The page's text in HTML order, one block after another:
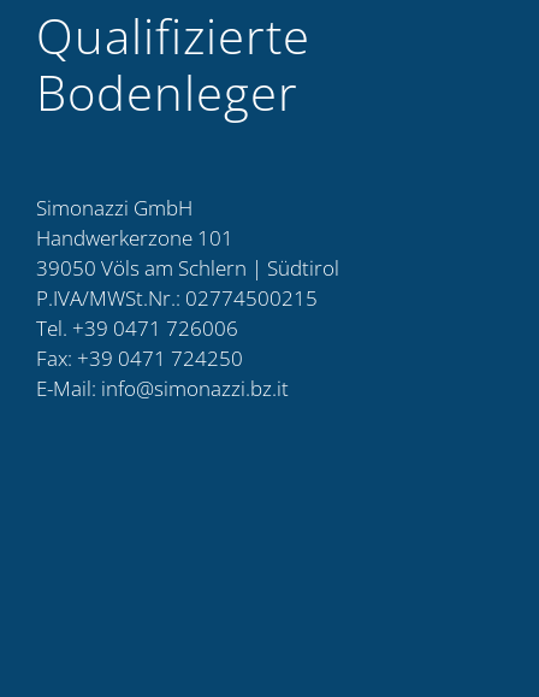
Qualifizierte
Bodenleger
Simonazzi GmbH
Handwerkerzone 101
39050 Völs am Schlern | Südtirol
P.IVA/MWSt.Nr.: 02774500215
Tel. +39 0471 726006
Fax: +39 0471 724250
E-Mail: info@simonazzi.bz.it